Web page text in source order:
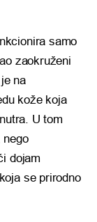
samo
zaokruženi
na
kože koja
U tom
nego
dojam
se prirodno